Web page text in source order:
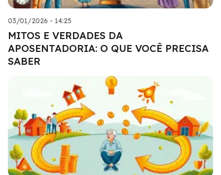
03/01/2026 - 14:25
MITOS E VERDADES DA
APOSENTADORIA: O QUE VOCÊ PRECISA
SABER